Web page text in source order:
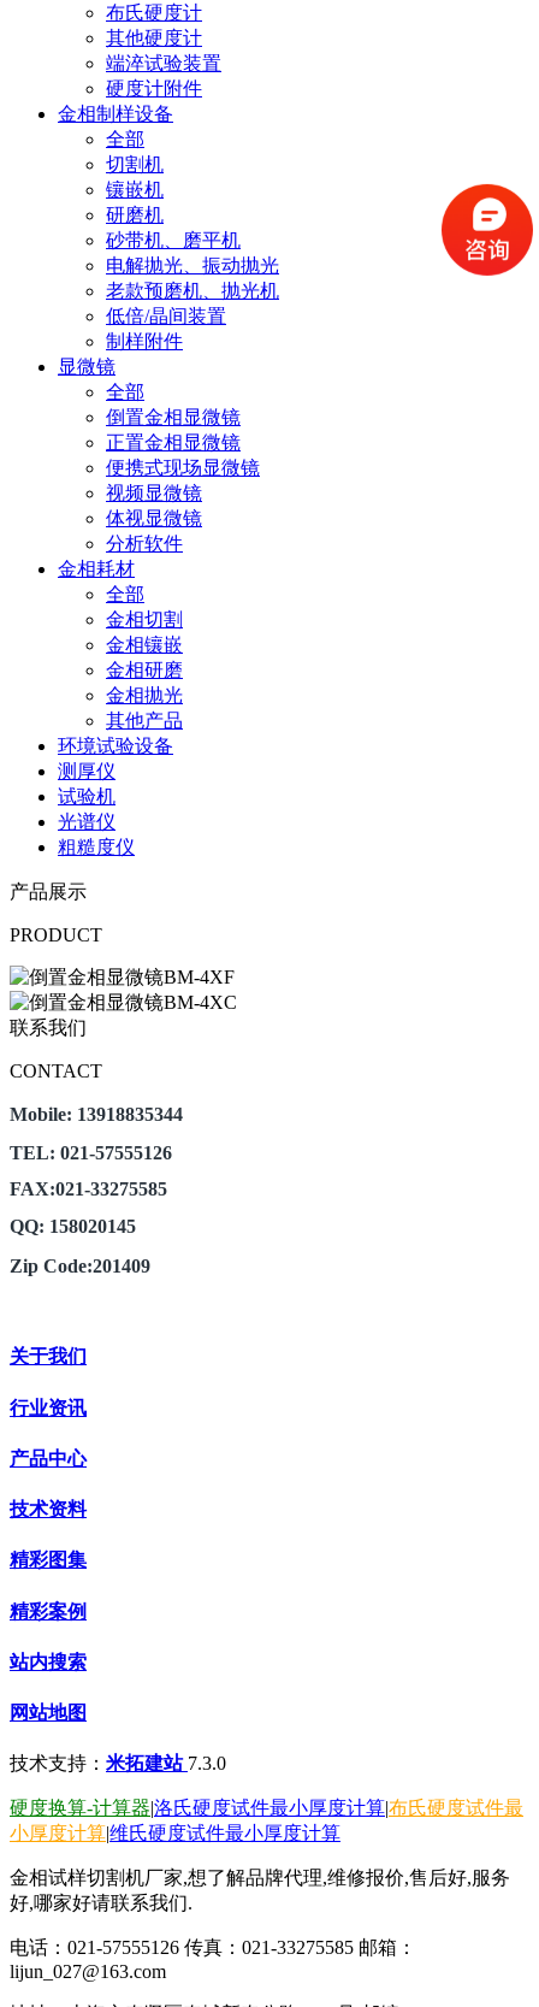
布氏硬度计
其他硬度计
端淬试验装置
硬度计附件
金相制样设备
全部
切割机
镶嵌机
研磨机
砂带机、磨平机
电解抛光、振动抛光
老款预磨机、抛光机
低倍/晶间装置
制样附件
显微镜
全部
倒置金相显微镜
正置金相显微镜
便携式现场显微镜
视频显微镜
体视显微镜
分析软件
金相耗材
全部
金相切割
金相镶嵌
金相研磨
金相抛光
其他产品
环境试验设备
测厚仪
试验机
光谱仪
粗糙度仪
产品展示
PRODUCT
联系我们
CONTACT
Mobile: 13918835344
TEL: 021-57555126
FAX:021-33275585
QQ: 158020145
Zip Code:201409
关于我们
行业资讯
产品中心
技术资料
精彩图集
精彩案例
站内搜索
网站地图
技术支持： 米拓建站 7.3.0
硬度换算-计算器|洛氏硬度试件最小厚度计算|布氏硬度试件最
小厚度计算|维氏硬度试件最小厚度计算
金相试样切割机厂家,想了解品牌代理,维修报价,售后好,服务
好,哪家好请联系我们.
电话：021-57555126 传真：021-33275585 邮箱：
lijun_027@163.com